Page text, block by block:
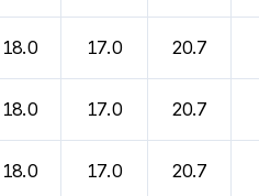
18.0 17.0 20.7
18.0 17.0 20.7
18.0 17.0 20.7